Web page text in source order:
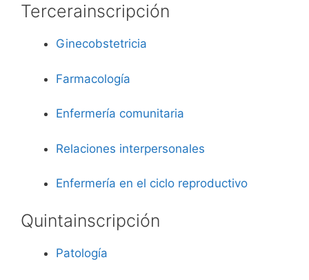
Tercerainscripción
Ginecobstetricia
Farmacología
Enfermería comunitaria
Relaciones interpersonales
Enfermería en el ciclo reproductivo
Quintainscripción
Patología